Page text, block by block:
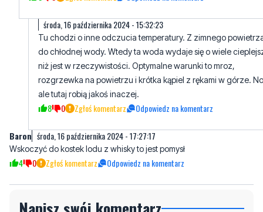
niż jest w rzeczywistości. Optymalne warunki to mroz,
rozgrzewka na powietrzu i krótka kąpiel z rękami w górze. No
ale tutaj robią jakoś inaczej.
8 0 Zgłoś komentarz Odpowiedz na komentarz
środa, 16 października 2024 - 17:27:17
Wskoczyć do kostek lodu z whisky to jest pomysł
Napisz swój komentarz
komentarze! Jeśli widzisz niestosowny wpis -